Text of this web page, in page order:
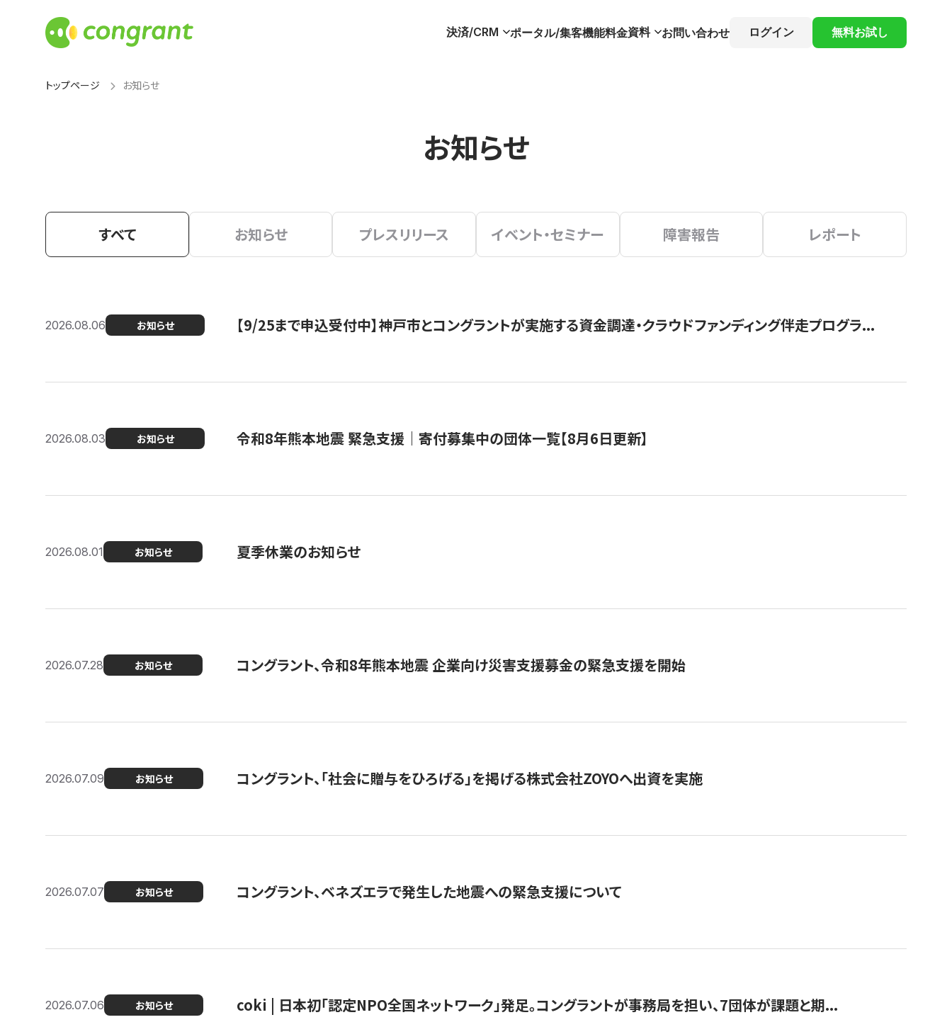
決済/CRM ポータル/集客機能料金資料 お問い合わせ ログイン 無料お試し
トップページ お知らせ
お知らせ
すべて お知らせ プレスリリース イベント・セミナー 障害報告 レポート
2026.08.06 お知らせ 【9/25まで申込受付中】神戸市とコングラントが実施する資金調達・クラウドファンディング伴走プログラ...
2026.08.03 お知らせ 令和8年熊本地震 緊急支援｜寄付募集中の団体一覧【8月6日更新】
2026.08.01 お知らせ 夏季休業のお知らせ
2026.07.28 お知らせ コングラント、令和8年熊本地震 企業向け災害支援募金の緊急支援を開始
2026.07.09 お知らせ コングラント、「社会に贈与をひろげる」を掲げる株式会社ZOYOへ出資を実施
2026.07.07 お知らせ コングラント、ベネズエラで発生した地震への緊急支援について
2026.07.06 お知らせ coki | 日本初「認定NPO全国ネットワーク」発足。コングラントが事務局を担い、7団体が課題と期...